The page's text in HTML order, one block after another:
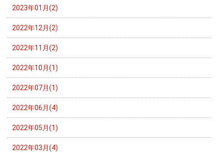
2023年01月(2)
2022年12月(2)
2022年11月(2)
2022年10月(1)
2022年07月(1)
2022年06月(4)
2022年05月(1)
2022年03月(4)